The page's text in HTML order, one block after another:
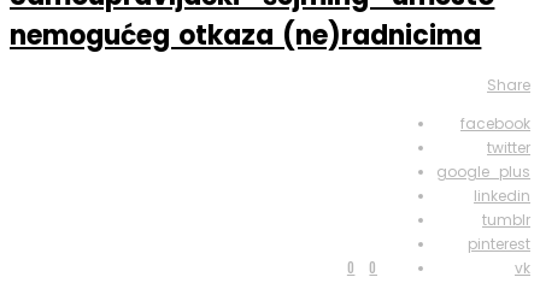
nemogućeg otkaza (ne)radnicima
0 0
Share
facebook
twitter
google_plus
linkedin
tumblr
pinterest
vk